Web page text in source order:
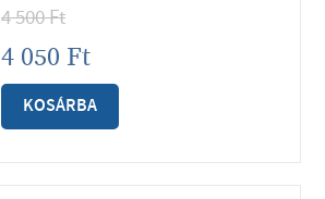
4 500Ft
4 050 Ft
KOSÁRBA